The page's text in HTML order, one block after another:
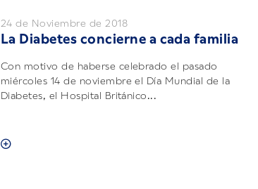
24 de Noviembre de 2018
La Diabetes concierne a cada familia
Con motivo de haberse celebrado el pasado
miércoles 14 de noviembre el Día Mundial de la
Diabetes, el Hospital Británico...